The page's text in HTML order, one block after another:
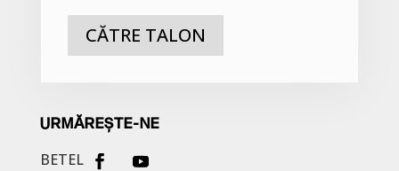
CĂTRE TALON
URMĂREȘTE-NE
BETEL